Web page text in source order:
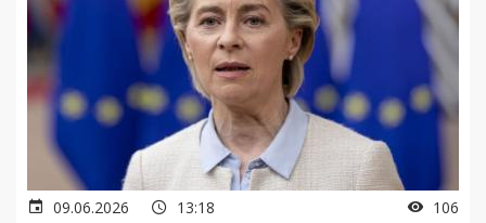
09.06.2026 13:18 106